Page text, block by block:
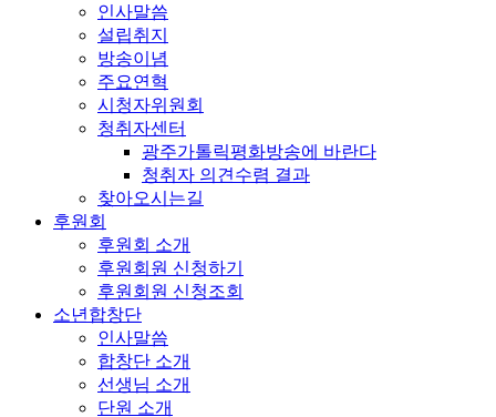
인사말씀
설립취지
방송이념
주요연혁
시청자위원회
청취자센터
광주가톨릭평화방송에 바란다
청취자 의견수렴 결과
찾아오시는길
후원회
후원회 소개
후원회원 신청하기
후원회원 신청조회
소년합창단
인사말씀
합창단 소개
선생님 소개
단원 소개